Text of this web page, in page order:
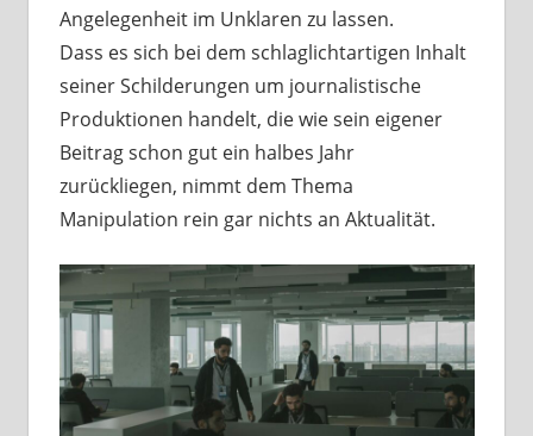
Angelegenheit im Unklaren zu lassen.
Dass es sich bei dem schlaglichtartigen Inhalt
seiner Schilderungen um journalistische
Produktionen handelt, die wie sein eigener
Beitrag schon gut ein halbes Jahr
zurückliegen, nimmt dem Thema
Manipulation rein gar nichts an Aktualität.